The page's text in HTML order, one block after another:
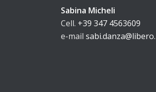
Sabina Micheli
Cell. +39 347 4563609
e-mail